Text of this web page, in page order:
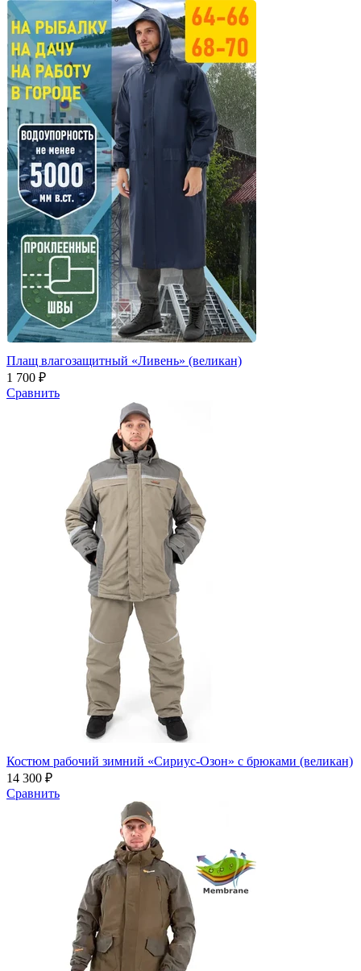
Плащ влагозащитный «Ливень» (великан)
1 700 ₽
Сравнить
Костюм рабочий зимний «Сириус-Озон» с брюками (великан)
14 300 ₽
Сравнить